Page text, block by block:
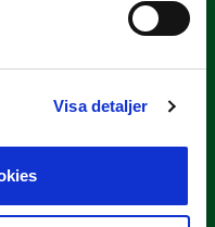
Visa detaljer
IF